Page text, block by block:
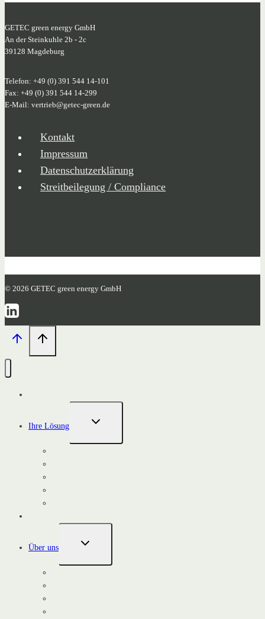
GETEC green energy GmbH
An der Steinkuhle 2b - 2c
39128 Magdeburg
Telefon: +49 (0) 391 544 14-101
Fax: +49 (0) 391 544 14-299
E-Mail: vertrieb@getec-green.de
Kontakt
Impressum
Datenschutzerklärung
Streitbeilegung / Compliance
© 2026 GETEC green energy GmbH
Ihre Lösung
UNTERMENÜ
Über uns
UNTERMENÜ